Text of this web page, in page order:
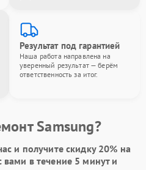
Результат под гарантией
Наша работа направлена на
уверенный результат — берём
ответственность за итог.
Samsung?
и получите скидку 20% на
в течение 5 минут и